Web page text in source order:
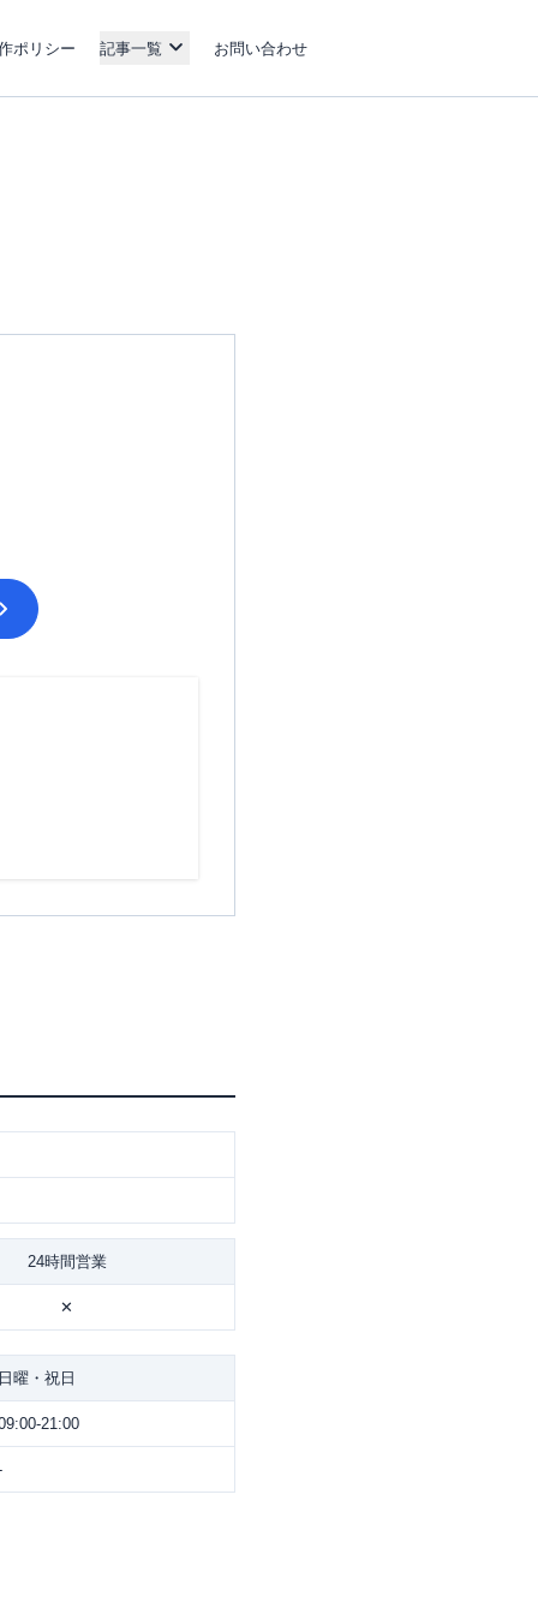
ポリシー 記事一覧 お問い合わせ
24時間営業
✕
日曜・祝日
21:00